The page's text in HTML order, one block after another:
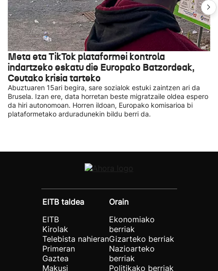
Meta eta TikTok plataformei kontrola
indartzeko eskatu die Europako Batzordeak,
Ceutako krisia tarteko
Abuztuaren 15ari begira, sare sozialok estuki zaintzen ari da
Brusela. Izan ere, data horretan beste migratzaile oldea espero
da hiri autonomoan. Horren ildoan, Europako komisarioa bi
plataformetako arduradunekin bildu berri da.
EITB taldea
EITB
Kirolak
Telebista nahieran
Primeran
Gaztea
Makusi
Orain
Ekonomiako
berriak
Gizarteko berriak
Nazioarteko
berriak
Politikako berriak